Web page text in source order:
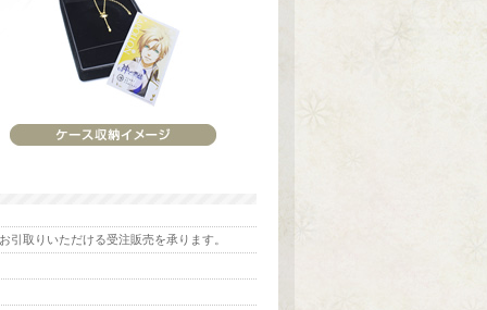
取りいただける受注販売を承ります。